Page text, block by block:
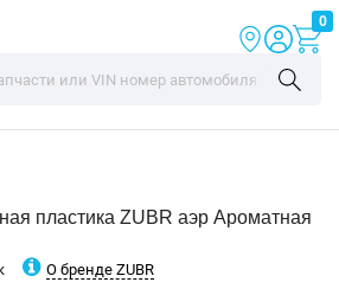
0
пластика ZUBR аэр Ароматная
О бренде ZUBR